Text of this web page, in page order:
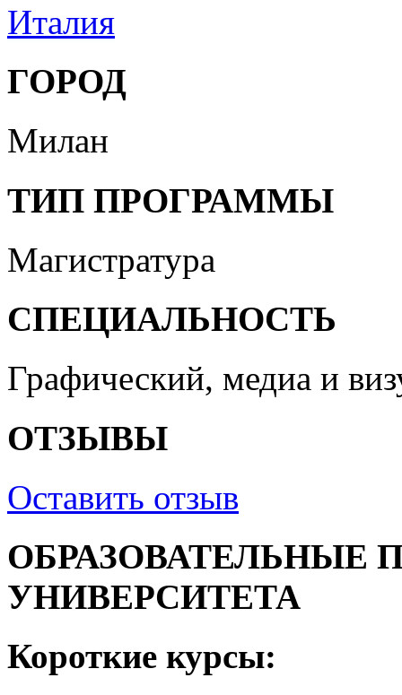
Италия
ГОРОД
Милан
ТИП ПРОГРАММЫ
Магистратура
СПЕЦИАЛЬНОСТЬ
Графический, медиа и
ОТЗЫВЫ
Оставить отзыв
ОБРАЗОВАТЕЛЬНЫЕ
УНИВЕРСИТЕТА
Короткие курсы: